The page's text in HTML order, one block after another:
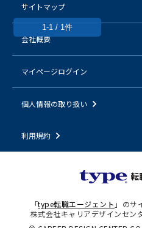
1-1 / 1件
サイトマップ
会社概要
マイページログイン
個人情報の取り扱い
利用規約
「type転職エージェント 」のサ
株式会社キャリアデザインセン